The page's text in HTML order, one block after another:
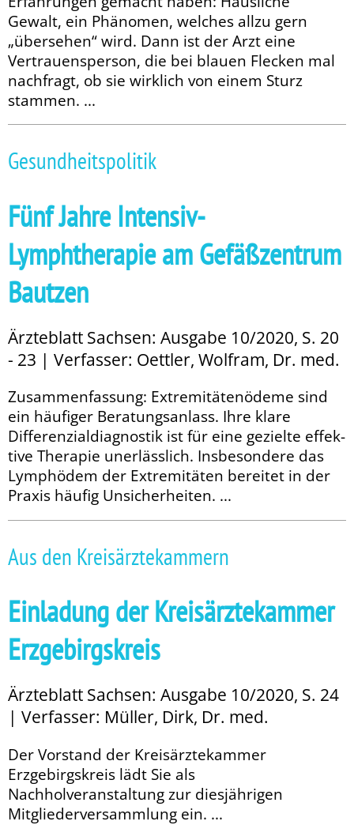
Gewalt, ein Phänomen, welches allzu gern
„übersehen“ wird. Dann ist der Arzt eine
Vertrauensperson, die bei blauen Flecken mal
nachfragt, ob sie wirklich von einem Sturz
stammen. ...
Gesundheitspolitik
Fünf Jahre Intensiv-
Lymphtherapie am Gefäßzentrum
Bautzen
Ärzteblatt Sachsen: Ausgabe 10/2020, S. 20
- 23 | Verfasser: Oettler, Wolfram, Dr. med.
Zusammenfassung: Extremitätenödeme sind
ein häufiger Beratungsanlass. Ihre klare
Differenzial­diagnostik ist für eine gezielte effek­-
tive Therapie unerlässlich. Insbesondere das
Lymphödem der Extremitäten bereitet in der
Praxis häufig Unsicherheiten. ...
Aus den Kreisärztekammern
Einladung der Kreisärztekammer
Erzgebirgskreis
Ärzteblatt Sachsen: Ausgabe 10/2020, S. 24
| Verfasser: Müller, Dirk, Dr. med.
Der Vorstand der Kreisärztekammer
Erzgebirgskreis lädt Sie als
Nachholveranstaltung zur diesjährigen
Mitgliederversammlung ein. ...